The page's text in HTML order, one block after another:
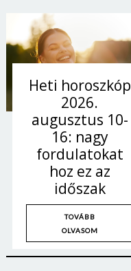
Heti horoszkóp
2026.
augusztus 10-
16: nagy
fordulatokat
hoz ez az
időszak
TOVÁBB
OLVASOM